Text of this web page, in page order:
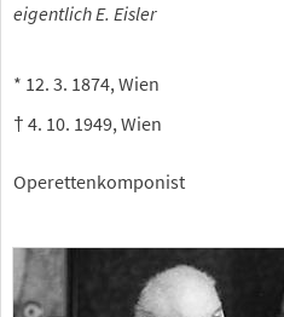
eigentlich E. Eisler
* 12. 3. 1874, Wien
† 4. 10. 1949, Wien
Operettenkomponist